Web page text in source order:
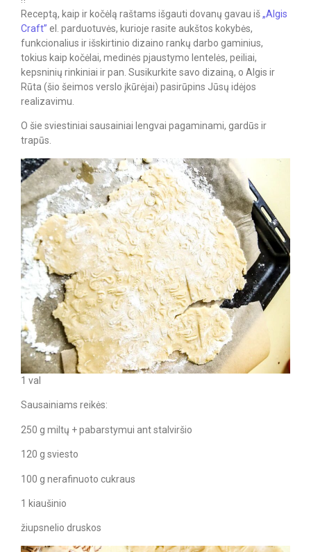
Receptą, kaip ir kočėlą raštams išgauti dovanų gavau iš„Algis
Craft” el. parduotuvės, kurioje rasite aukštos kokybės,
funkcionalius ir išskirtinio dizaino rankų darbo gaminius,
tokius kaip kočėlai, medinės pjaustymo lentelės, peiliai,
kepsninių rinkiniai ir pan. Susikurkite savo dizainą, o Algis ir
Rūta (šio šeimos verslo įkūrėjai) pasirūpins Jūsų idėjos
realizavimu.
O šie sviestiniai sausainiai lengvai pagaminami, gardūs ir
trapūs.
1 val
Sausainiams reikės:
250 g miltų + pabarstymui ant stalviršio
120 g sviesto
100 g nerafinuoto cukraus
1 kiaušinio
žiupsnelio druskos